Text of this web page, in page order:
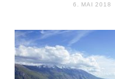
6. MAI 2018